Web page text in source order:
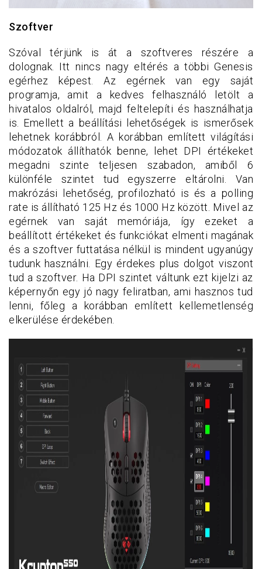
Szoftver
Szóval térjünk is át a szoftveres részére a
dolognak. Itt nincs nagy eltérés a többi Genesis
egérhez képest. Az egérnek van egy saját
programja, amit a kedves felhasználó letölt a
hivatalos oldalról, majd feltelepíti és használhatja
is. Emellett a beállítási lehetőségek is ismerősek
lehetnek korábbról. A korábban említett világítási
módozatok állíthatók benne, lehet DPI értékeket
megadni szinte teljesen szabadon, amiből 6
különféle szintet tud egyszerre eltárolni. Van
makrózási lehetőség, profilozható is és a polling
rate is állítható 125 Hz és 1000 Hz között. Mivel az
egérnek van saját memóriája, így ezeket a
beállított értékeket és funkciókat elmenti magának
és a szoftver futtatása nélkül is mindent ugyanúgy
tudunk használni. Egy érdekes plus dolgot viszont
tud a szoftver. Ha DPI szintet váltunk ezt kijelzi az
képernyőn egy jó nagy feliratban, ami hasznos tud
lenni, főleg a korábban említett kellemetlenség
elkerülése érdekében.